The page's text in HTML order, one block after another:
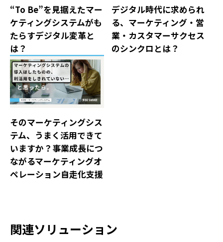
“To Be”を見据えたマー
ケティングシステムがも
たらすデジタル変革と
は？
デジタル時代に求められ
る、マーケティング・営
業・カスタマーサクセス
のシンクロとは？
そのマーケティングシス
テム、うまく活用できて
いますか？事業成長につ
ながるマーケティングオ
ペレーション自走化支援
関連ソリューション